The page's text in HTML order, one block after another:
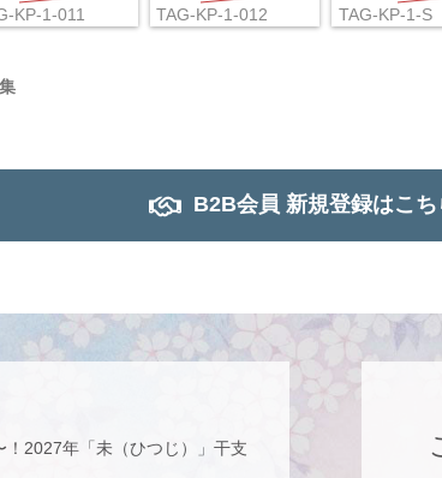
KP-1-011
TAG-KP-1-012
TAG-KP-1-S
B2B会員 新規登録はこち
！2027年「未（ひつじ）」干支